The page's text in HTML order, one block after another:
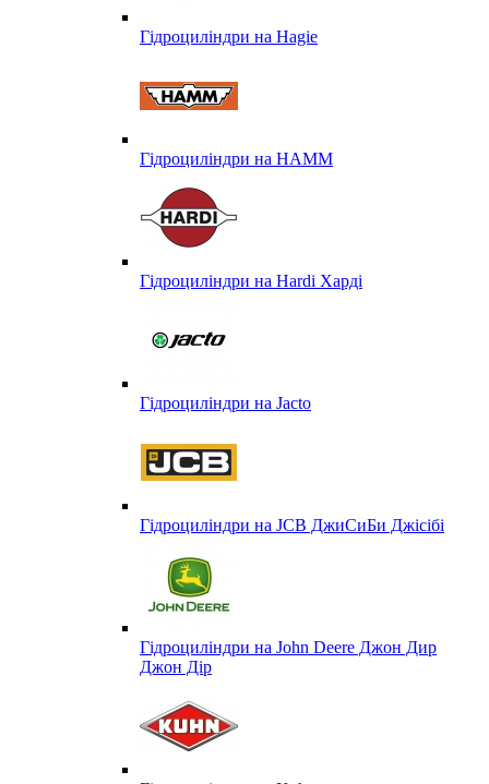
Гідроциліндри на Hagie
Гідроциліндри на HAMM
Гідроциліндри на Hardi Харді
Гідроциліндри на Jacto
Гідроциліндри на JCB ДжиСиБи Джісібі
Гідроциліндри на John Deere Джон Дир
Джон Дір